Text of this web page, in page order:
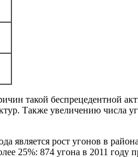
такой беспрецедентной
Также увеличению числа
является рост угонов в
25%: 874 угона в 2011 году